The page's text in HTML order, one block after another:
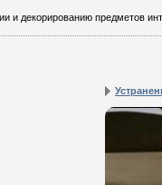
и декорированию предметов